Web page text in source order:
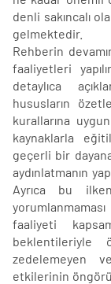
denli sakıncalı
gelmektedir.
Rehberin
faaliyetleri
detaylıca
hususların
kurallarına
kaynaklarla
geçerli bir
aydınlatmanın
Ayrıca bu
faaliyeti
beklentileriyle
zedelemeyen
etkilerinin